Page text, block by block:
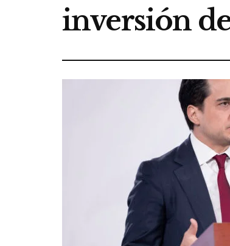
inversión